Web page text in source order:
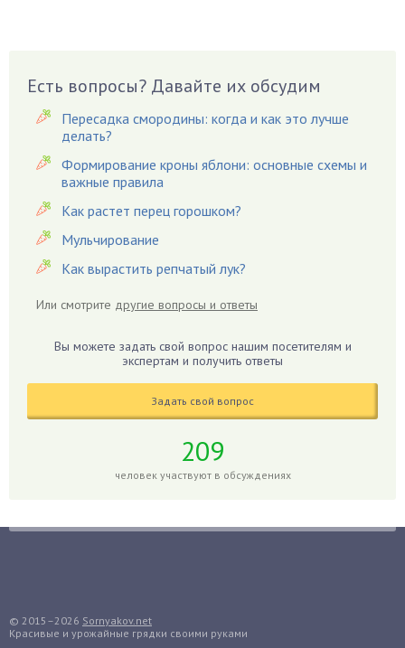
Вишня
Вредители
Гардения
Гацания
Гвоздики
Георгины
Герань
Гиацинт
Гиппеаструм
Годжи
Голубика
Гуава
Гузмания
Есть вопросы? Давайте их обсудим
Пересадка смородины: когда и как это лучше
делать?
Формирование кроны яблони: основные схемы и
важные правила
Как растет перец горошком?
Мульчирование
Как вырастить репчатый лук?
Или смотрите другие вопросы и ответы
Вы можете задать свой вопрос нашим посетителям и
экспертам и получить ответы
Задать свой вопрос
209
человек участвуют в обсуждениях
© 2015–2026 Sornyakov.net
Красивые и урожайные грядки своими руками